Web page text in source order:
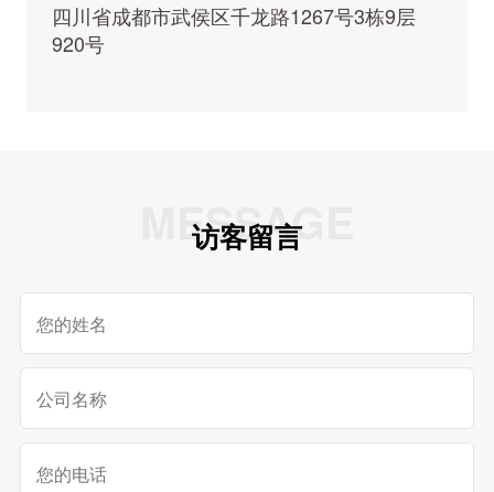
四川省成都市武侯区千龙路1267号3栋9层
920号
MESSAGE
访客留言